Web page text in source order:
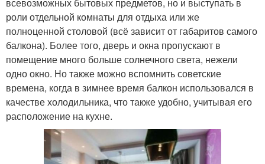
роли отдельной комнаты для отдыха или же
полноценной столовой (всё зависит от габаритов самого
балкона). Более того, дверь и окна пропускают в
помещение много больше солнечного света, нежели
одно окно. Но также можно вспомнить советские
времена, когда в зимнее время балкон использовался в
качестве холодильника, что также удобно, учитывая его
расположение на кухне.